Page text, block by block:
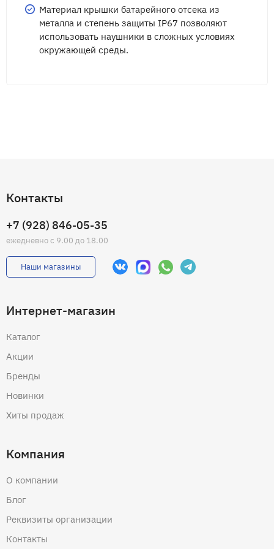
Материал крышки батарейного отсека из
металла и степень защиты IP67 позволяют
использовать наушники в сложных условиях
окружающей среды.
Контакты
+7 (928) 846-05-35
ежедневно с 9.00 до 18.00
Наши магазины
Интернет-магазин
Каталог
Акции
Бренды
Новинки
Хиты продаж
Компания
О компании
Блог
Реквизиты организации
Контакты